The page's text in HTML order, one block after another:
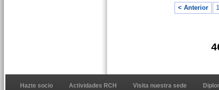
< Anterior 1
Hazte socio Actividades RCH Visita nuestra sede